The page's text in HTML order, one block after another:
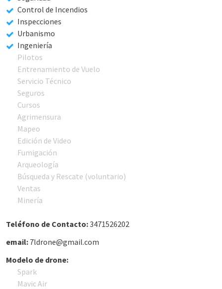
Control de Incendios
Inspecciones
Urbanismo
Ingeniería
Pilotos
Entrenamiento de Vuelo
Servicio Técnico
Seguros
Cursos
Agrimensura
Mapeo
Edición de Video
Fumigación
Arqueología
Búsqueda y Rescate (voluntario)
Ventas
Minería
Teléfono de Contacto:3471526202
email: 7ldrone@gmail.com
Modelo de drone:
Spark
Mavic Air